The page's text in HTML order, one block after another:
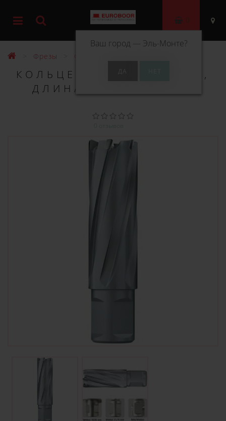
Ваш город — Эль-Монте?
0
Фрезы Фрезы ТСТ 55 мм
КОЛЬЦЕВОЕ СВЕРЛО TCT,
ДЛИНА 55 ММ, Ø 190